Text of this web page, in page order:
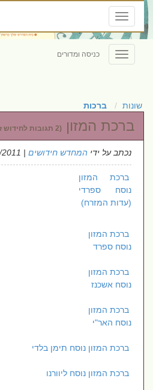
Toggle
navigation
Toggle
navigation
כניסה ומדורים
שונות ברכות
ברכת המזון
נכתב על ידיהמחדש חידושים| 30/5/2011
ברכת המזון
נוסח ספרדי
(עדות המזרח)
ברכת המזון
נוסח ספרד
ברכת המזון
נוסח אשכנז
ברכת המזון
נוסח האר"י
ברכת המזון נוסח תימן בלדי
ברכת המזון נוסח ליוורנו